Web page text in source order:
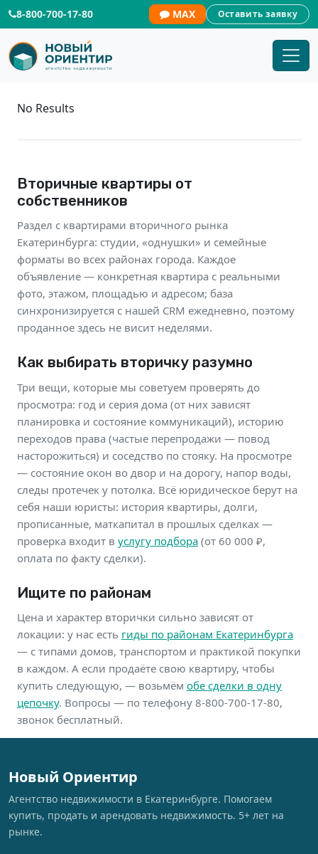
8-800-700-17-80 MAX Оставить заявку
Купить квартиру в
No Results
Вторичные квартиры от
собственников
Раздел с квартирами вторичного рынка
Екатеринбурга: студии, «однушки» и семейные
форматы во всех районах города. Каждое
объявление — конкретная квартира с реальными
фото, этажом, площадью и адресом; база
синхронизируется с нашей CRM ежедневно, поэтому
проданное здесь не висит неделями.
Как выбирать вторичку разумно
Три вещи, которые мы советуем проверять до
просмотра: год и серия дома (от них зависят
планировка и состояние коммуникаций), историю
переходов права (частые перепродажи — повод
насторожиться) и соседство по стояку. На просмотре
— состояние окон во двор и на дорогу, напор воды,
следы протечек у потолка. Всё юридическое берут на
себя наши юристы: история квартиры, долги,
прописанные, маткапитал в прошлых сделках —
проверка входит в услугу подбора (от 60 000 ₽,
оплата по факту сделки).
Ищите по районам
Цена и характер вторички сильно зависят от
локации: у нас есть гиды по районам Екатеринбурга
— с типами домов, транспортом и практикой покупки
в каждом. А если продаёте свою квартиру, чтобы
купить следующую, — возьмём обе сделки в одну
цепочку. Вопросы — по телефону 8-800-700-17-80,
звонок бесплатный.
Новый Ориентир
Агентство недвижимости в Екатеринбурге. Помогаем
купить, продать и арендовать недвижимость. 5+ лет на
рынке.